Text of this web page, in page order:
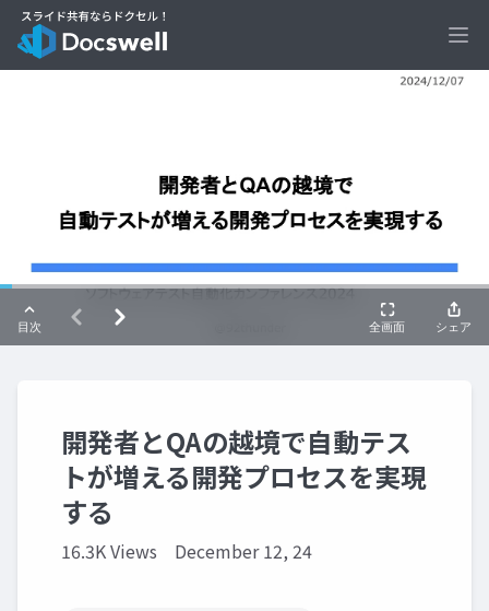
開発者とQAの越境で自動テス
トが増える開発プロセスを実現
する
16.3K Views December 12, 24